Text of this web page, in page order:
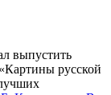
выпустить
русской